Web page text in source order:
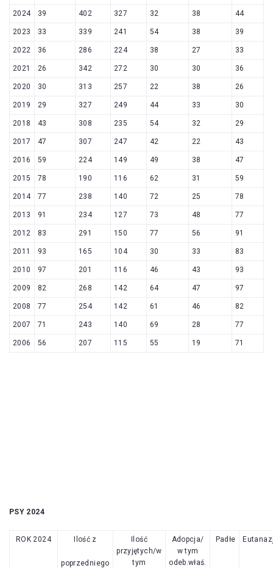
2024 39 402 327 32 38 44
2023 33 339 241 54 38 39
2022 36 286 224 38 27 33
2021 26 342 272 30 30 36
2020 30 313 257 22 38 26
2019 29 327 249 44 33 30
2018 43 308 235 54 32 29
2017 47 307 247 42 22 43
2016 59 224 149 49 38 47
2015 78 190 116 62 31 59
2014 77 238 140 72 25 78
2013 91 234 127 73 48 77
2012 83 291 150 77 56 91
2011 93 165 104 30 33 83
2010 97 201 116 46 43 93
2009 82 268 142 64 47 97
2008 77 254 142 61 46 82
2007 71 243 140 69 28 77
2006 56 207 115 55 19 71
PSY 2024
ROK 2024 Ilość z
poprzedniego
Ilość
przyjętych/w
tym
Adopcja/
w tym
odeb.właś.
Padłe